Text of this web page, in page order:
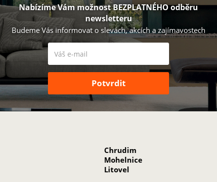
Nabízíme Vám možnost BEZPLATNÉHO odběru
newsletteru
Budeme Vás informovat o slevách, akcích a zajímavostech
Chrudim
Mohelnice
Litovel